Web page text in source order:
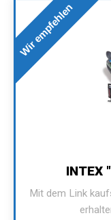
Wir empfehlen
INTEX
Mit dem Link